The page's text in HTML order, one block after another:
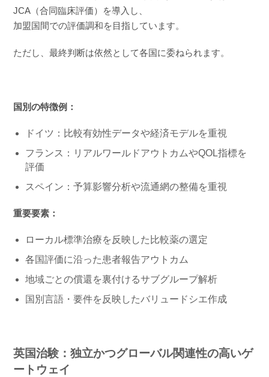
JCA（合同臨床評価）を導入し、
加盟国間での評価調和を目指しています。
ただし、最終判断は依然として各国に委ねられます。
国別の特徴例：
ドイツ：比較有効性データや経済モデルを重視
フランス：リアルワールドアウトカムやQOL指標を
評価
スペイン：予算影響分析や流通網の整備を重視
重要要素：
ローカル標準治療を反映した比較薬の選定
各国評価に沿った患者報告アウトカム
地域ごとの償還を裏付けるサブグループ解析
国別言語・要件を反映したバリュードシエ作成
英国治験：独立かつグローバル関連性の高いゲ
ートウェイ